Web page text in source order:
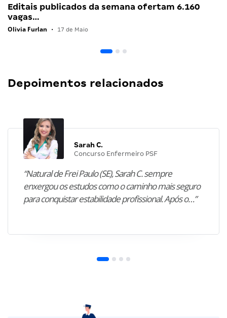
Editais publicados da semana ofertam 6.160
vagas…
Olivia Furlan • 17 de Maio
Depoimentos relacionados
Sarah C.
Concurso Enfermeiro PSF
“Natural de Frei Paulo (SE), Sarah C. sempre
enxergou os estudos como o caminho mais seguro
para conquistar estabilidade profissional. Após o…”